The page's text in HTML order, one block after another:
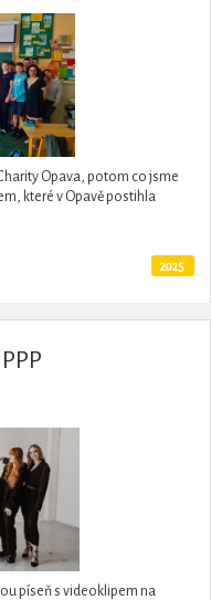
Opava, potom co jsme
které v Opavě postihla
2025
píseň s videoklipem na